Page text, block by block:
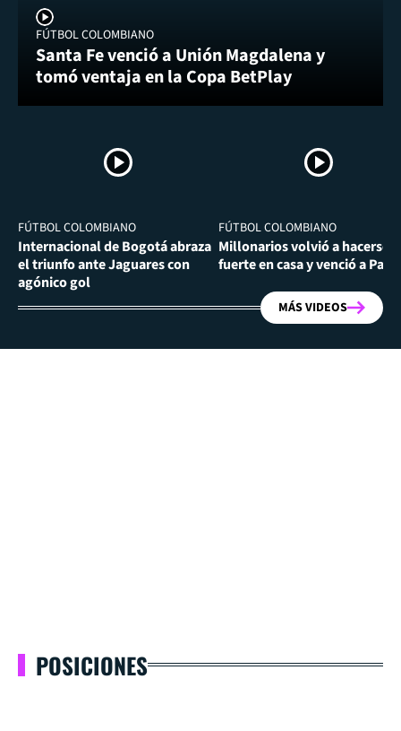
FÚTBOL COLOMBIANO
Santa Fe venció a Unión Magdalena y
tomó ventaja en la Copa BetPlay
FÚTBOL COLOMBIANO
Internacional de Bogotá abraza
el triunfo ante Jaguares con
agónico gol
FÚTBOL COLOMBIANO
Millonarios volvió a hacerse
fuerte en casa y venció a
MÁS VIDEOS
POSICIONES